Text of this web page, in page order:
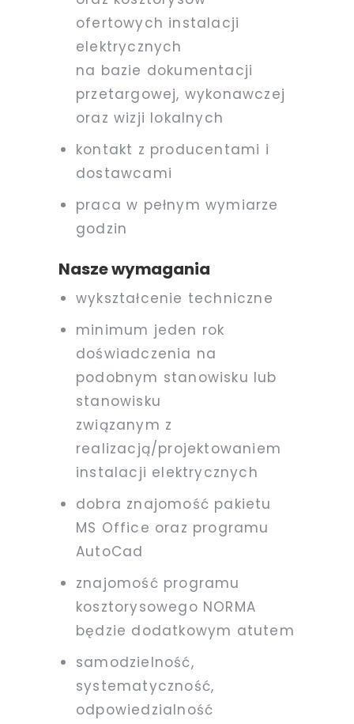
ofertowych instalacji
elektrycznych
na bazie dokumentacji
przetargowej, wykonawczej
oraz wizji lokalnych
kontakt z producentami i
dostawcami
praca w pełnym wymiarze
godzin
Nasze wymagania
wykształcenie techniczne
minimum jeden rok
doświadczenia na
podobnym stanowisku lub
stanowisku
związanym z
realizacją/projektowaniem
instalacji elektrycznych
dobra znajomość pakietu
MS Office oraz programu
AutoCad
znajomość programu
kosztorysowego NORMA
będzie dodatkowym atutem
samodzielność,
systematyczność,
odpowiedzialność